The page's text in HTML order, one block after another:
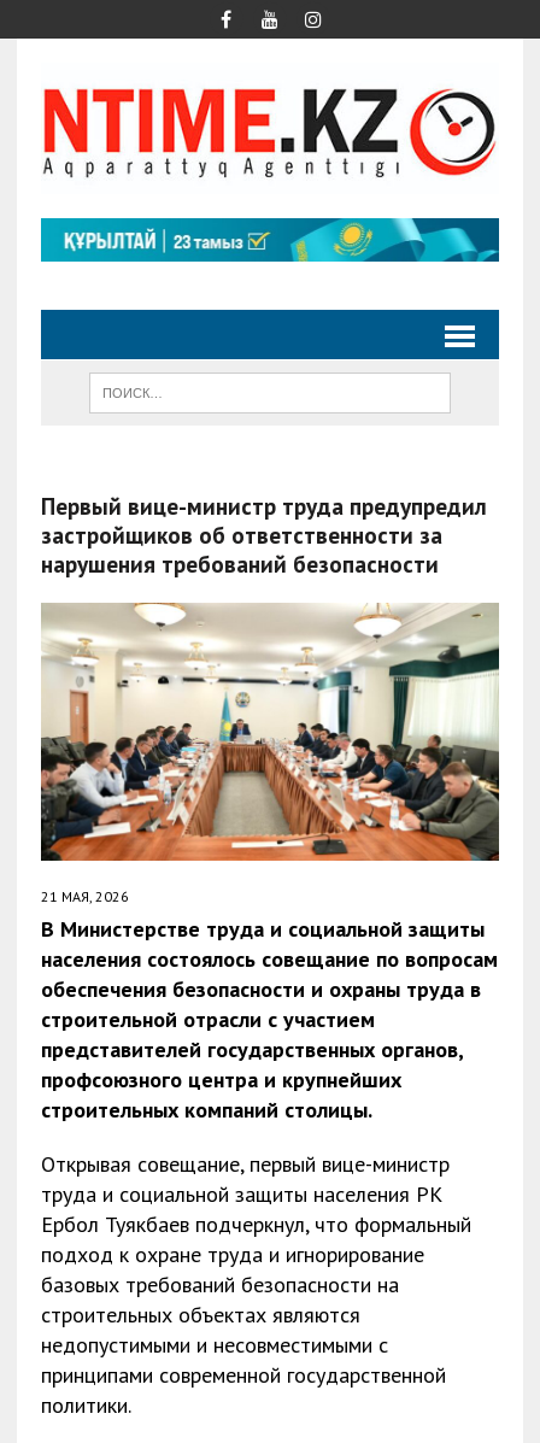
Первый вице-министр труда предупредил
застройщиков об ответственности за
нарушения требований безопасности
21 МАЯ, 2026
В Министерстве труда и социальной защиты
населения состоялось совещание по вопросам
обеспечения безопасности и охраны труда в
строительной отрасли с участием
представителей государственных органов,
профсоюзного центра и крупнейших
строительных компаний столицы.
Открывая совещание, первый вице-министр
труда и социальной защиты населения РК
Ербол Туякбаев подчеркнул, что формальный
подход к охране труда и игнорирование
базовых требований безопасности на
строительных объектах являются
недопустимыми и несовместимыми с
принципами современной государственной
политики.